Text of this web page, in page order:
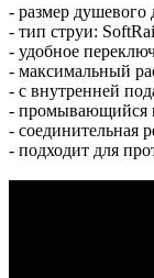
- размер душевого
- тип струи:
- удобное
- максимальный
- с внутренней
- промывающийся
- соединительная
- подходит для